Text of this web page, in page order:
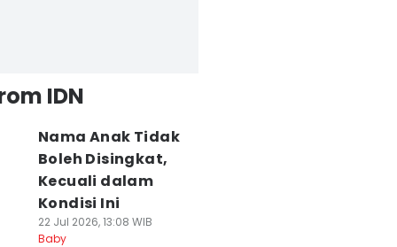
IDN
Nama Anak Tidak
Boleh Disingkat,
Kecuali dalam
Kondisi Ini
22 Jul 2026, 13:08 WIB
Baby